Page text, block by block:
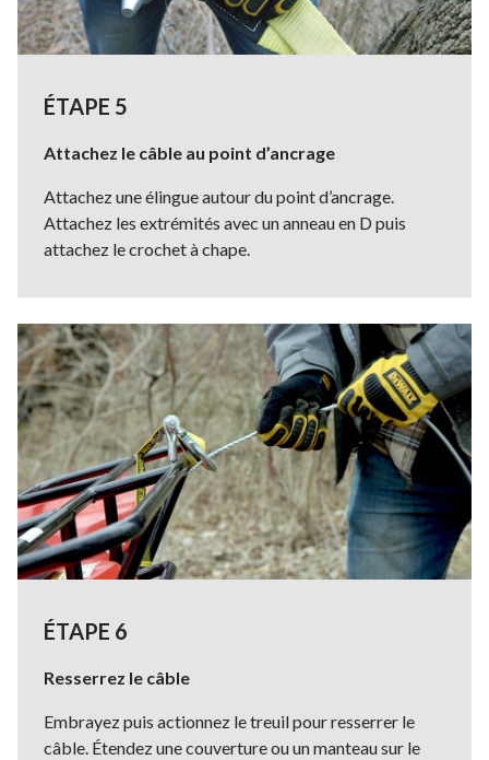
ÉTAPE 5
Attachez le câble au point d’ancrage
Attachez une élingue autour du point d’ancrage.
Attachez les extrémités avec un anneau en D puis
attachez le crochet à chape.
ÉTAPE 6
Resserrez le câble
Embrayez puis actionnez le treuil pour resserrer le
câble. Étendez une couverture ou un manteau sur le